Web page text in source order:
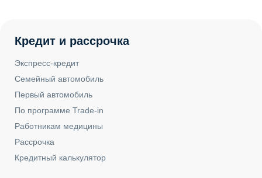
Кредит и рассрочка
Экспресс-кредит
Семейный автомобиль
Первый автомобиль
По программе Trade-in
Работникам медицины
Рассрочка
Кредитный калькулятор